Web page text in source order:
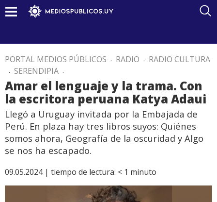
PORTAL MEDIOS PÚBLICOS . RADIO . RADIO CULTURA
. SERENDIPIA .
Amar el lenguaje y la trama. Con
la escritora peruana Katya Adaui
Llegó a Uruguay invitada por la Embajada de
Perú. En plaza hay tres libros suyos: Quiénes
somos ahora, Geografía de la oscuridad y Algo
se nos ha escapado.
09.05.2024 | tiempo de lectura: < 1 minuto